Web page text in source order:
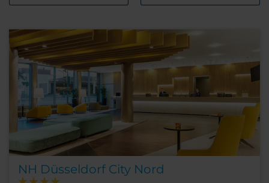
NH Düsseldorf City Nord